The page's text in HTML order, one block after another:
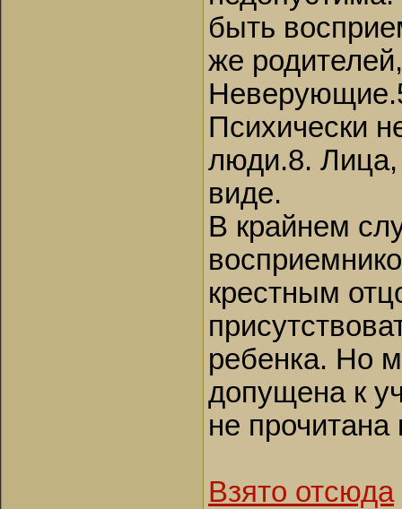
быть
же
Психически
люди.8.
виде.
В крайнем
крестным
ребенка. Но
допущена к
не прочитана
Взято отсюда